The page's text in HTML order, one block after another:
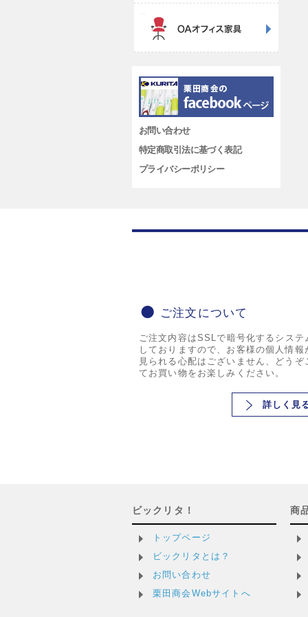
お問い合わせ
特定商取引法に基づく表記
プライバシーポリシー
ご注文について
ご注文内容はSSLで暗号化するシステ
しておりますので、お客様の個人情報
見られる心配はございません、どうぞ
てお買い物をお楽しみください。
詳しく見
ビックリタ！
トップページ
ビックリタとは？
お問い合わせ
栗田商会Webサイトへ
商